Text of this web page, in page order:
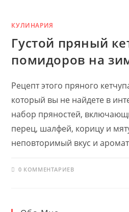
КУЛИНАРИЯ
Густой пряный
помидоров на
Рецепт этого пряного
который вы не найдете в
набор пряностей,
перец, шалфей, корицу и
неповторимый вкус и
0 КОММЕНТАРИЕВ